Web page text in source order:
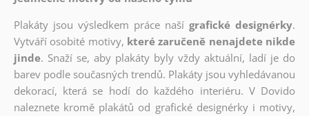
Plakáty jsou výsledkem práce naší grafické designérky.
Vytváří osobité motivy, které zaručeně nenajdete nikde
jinde. Snaží se, aby plakáty byly vždy aktuální, ladí je do
barev podle současných trendů. Plakáty jsou vyhledávanou
dekorací, která se hodí do každého interiéru. V Dovido
naleznete kromě plakátů od grafické designérky i motivy,